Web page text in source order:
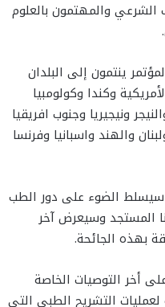
والمهتمون بالعلوم
ينتمون إلى البلدان
وكندا وكولومبيا
ونيجيريا وجنوب افريقيا
والهند واسبانيا وفرنسا
سيسلط الضوء على دور الطب
المستجد وسيعرض آخر
بهذه الجائحة.
أخر التوصيات الخاصة
لعمليات التشريح الطبي التي